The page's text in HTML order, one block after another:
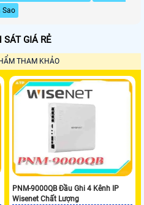
Sao
GIÁ RẺ
THAM KHẢO
PNM-9000QB Đầu Ghi 4 Kênh IP
Wisenet Chất Lượng